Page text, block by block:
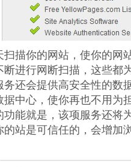
扫描你的网站，使你的网
断进行网断扫描，这些都
务还会提供高安全性的数
据中心，使你再也不用为
功能就是，该项服务还将
的站是可信任的，会增加